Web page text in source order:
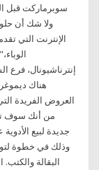
سوبرماركت قبل
الإنترنت التي
إنترناشيونال،
هناك
العروض الفريدة
من أنك سوف
جديدة لبيع
وذلك في خطوة
البقالة